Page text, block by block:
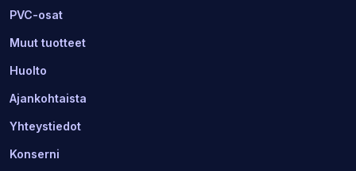
PVC-osat
Muut tuotteet
Huolto
Ajankohtaista
Yhteystiedot
Konserni